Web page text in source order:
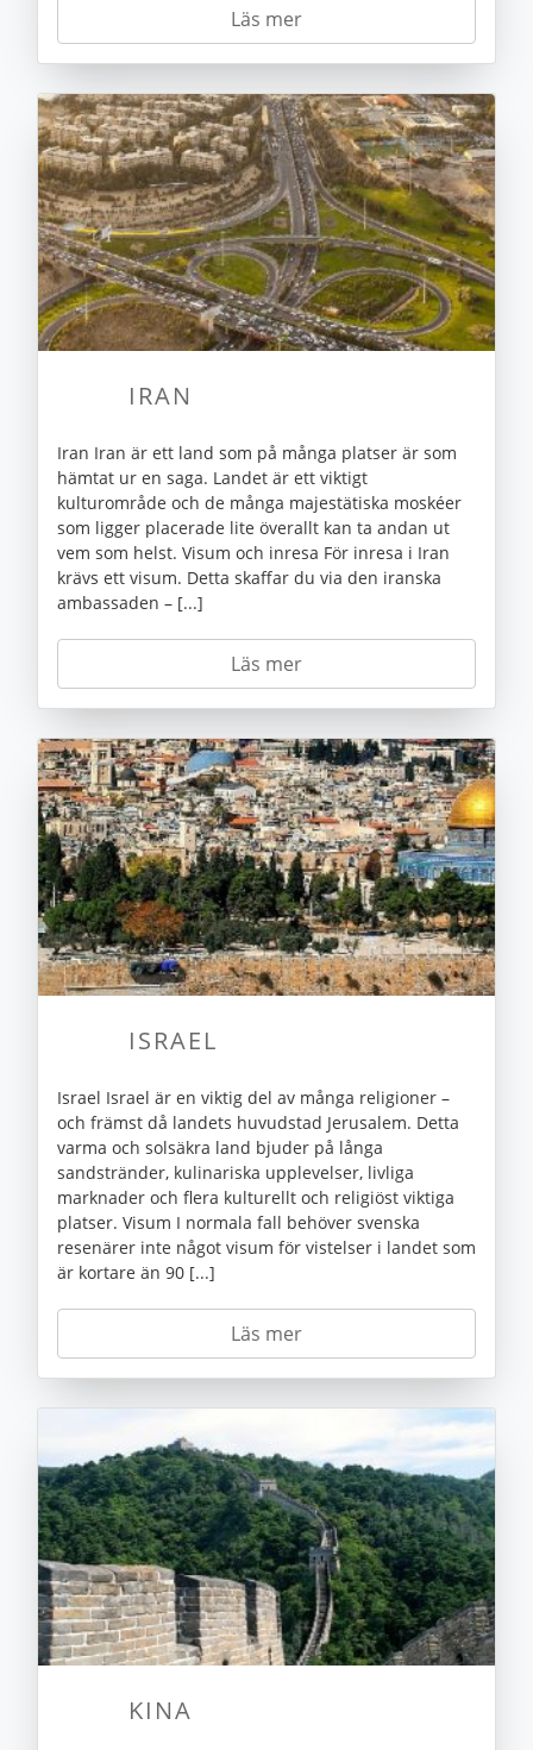
Läs mer
IRAN
Iran Iran är ett land som på många platser är som
hämtat ur en saga. Landet är ett viktigt
kulturområde och de många majestätiska moskéer
som ligger placerade lite överallt kan ta andan ut
vem som helst. Visum och inresa För inresa i Iran
krävs ett visum. Detta skaffar du via den iranska
ambassaden – [...]
Läs mer
ISRAEL
Israel Israel är en viktig del av många religioner –
och främst då landets huvudstad Jerusalem. Detta
varma och solsäkra land bjuder på långa
sandstränder, kulinariska upplevelser, livliga
marknader och flera kulturellt och religiöst viktiga
platser. Visum I normala fall behöver svenska
resenärer inte något visum för vistelser i landet som
är kortare än 90 [...]
Läs mer
KINA